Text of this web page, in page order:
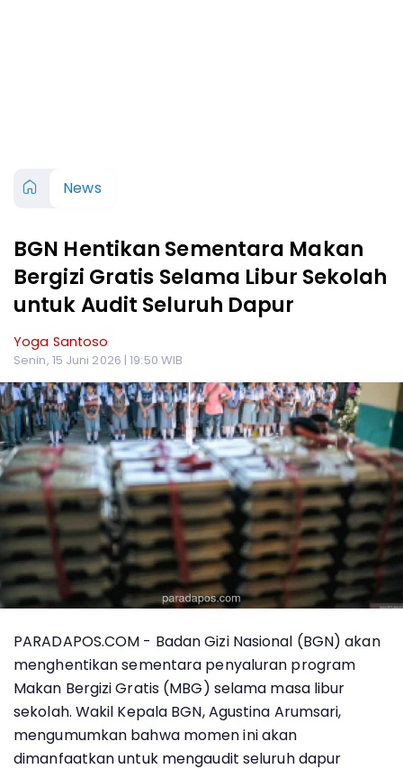
News
BGN Hentikan Sementara Makan
Bergizi Gratis Selama Libur Sekolah
untuk Audit Seluruh Dapur
Yoga Santoso
Senin, 15 Juni 2026 | 19:50 WIB
PARADAPOS.COM - Badan Gizi Nasional (BGN) akan
menghentikan sementara penyaluran program
Makan Bergizi Gratis (MBG) selama masa libur
sekolah. Wakil Kepala BGN, Agustina Arumsari,
mengumumkan bahwa momen ini akan
dimanfaatkan untuk mengaudit seluruh dapur